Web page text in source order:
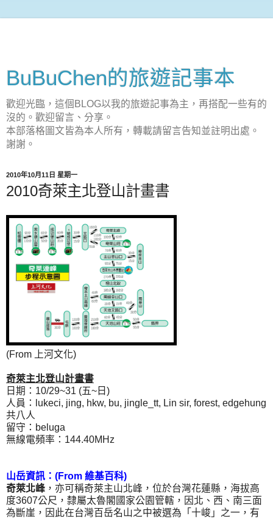
BuBuChen的旅遊記事本
歡迎光臨，這個BLOG以我的旅遊記事為主，再搭配一些有的
沒的。歡迎留言、分享。
本部落格圖文皆為本人所有，轉載請留言告知並註明出處。
謝謝。
2010年10月11日 星期一
2010奇萊主北登山計畫書
(From 上河文化)
奇萊主北登山計畫書
日期：10/29~31 (五~日)
人員：lukeci, jing, hkw, bu, jingle_tt, Lin sir, forest, edgehung
共八人
留守：beluga
無線電頻率：144.40MHz
山岳資訊：(From 維基百科)
奇萊北峰 ，亦可稱奇萊主山北峰，位於台灣花蓮縣，海拔高
度3607公尺，隸屬太魯閣國家公園管轄，因北、西、南三面
為斷崖，因此在台灣百岳名山之中被選為「十峻」之一，有